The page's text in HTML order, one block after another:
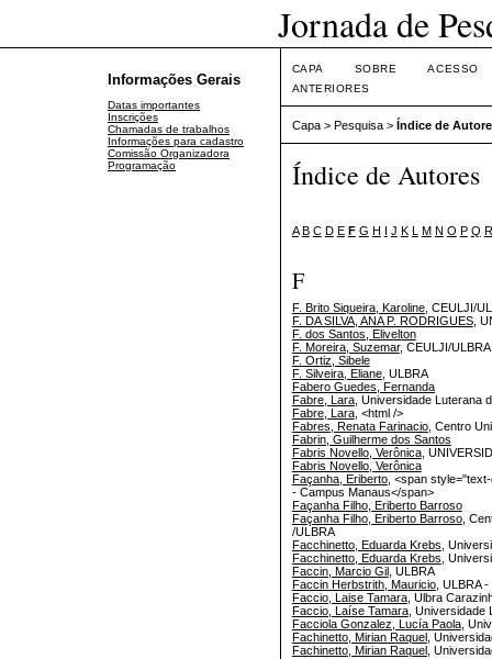
Jornada de
Informações Gerais
Datas importantes
Inscrições
Chamadas de trabalhos
Informações para cadastro
Comissão Organizadora
Programação
CAPA SOBRE
ACESSO
ANTERIORES
Capa> Pesquisa> Índice de
Índice de Autores
A B C D E F G H I J K L M N O P Q R
F
F. Brito Siqueira, Karoline, CEULJI/
F. DA SILVA, ANA P. RODRIGUES,
F. dos Santos, Elivelton
F. Moreira, Suzemar, CEULJI/ULBRA
F. Ortiz, Sibele
F. Silveira, Eliane, ULBRA
Fabero Guedes, Fernanda
Fabre, Lara, Universidade Luterana
Fabre, Lara, <html />
Fabres, Renata Farinacio, Centro
Fabrin, Guilherme dos Santos
Fabris Novello, Verônica,
Fabris Novello, Verônica
Façanha, Eriberto, <span
- Campus Manaus</span>
Façanha Filho, Eriberto Barroso
Façanha Filho, Eriberto Barroso,
/ULBRA
Facchinetto, Eduarda Krebs ,
Facchinetto, Eduarda Krebs ,
Faccin, Marcio Gil
, ULBRA
Faccin Herbstrith, Mauricio, ULBRA -
Faccio, Laise Tamara, Ulbra
Faccio, Laíse Tamara, Universidade
Facciola Gonzalez, Lucía Paola,
Fachinetto, Mirian Raquel
,
Fachinetto, Mirian Raquel
,